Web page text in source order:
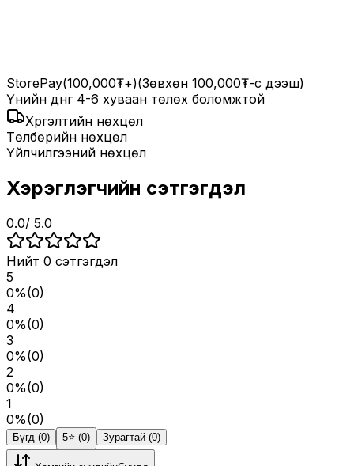
StorePay(100,000₮+)(Зөвхөн 100,000₮-с дээш)
Үнийн дүнг 4-6 хуваан төлөх боломжтой
Хүргэлтийн нөхцөл
Төлбөрийн нөхцөл
Үйлчилгээний нөхцөл
Хэрэглэгчийн сэтгэгдэл
0.0/ 5.0
Нийт 0 сэтгэгдэл
5
0%(0)
4
0%(0)
3
0%(0)
2
0%(0)
1
0%(0)
Бүгд (0) 5⭐️ (0) Зурагтай (0)